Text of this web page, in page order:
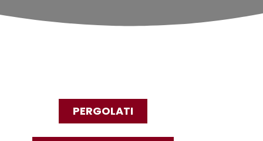
PERGOLATI